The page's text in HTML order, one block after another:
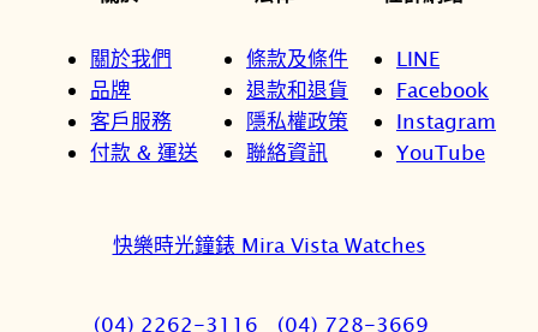
關於我們
品牌
客戶服務
付款 & 運送
條款及條件
退款和退貨
隱私權政策
聯絡資訊
LINE
Facebook
Instagram
YouTube
快樂時光鐘錶 Mira Vista Watches
(04) 2262-3116 (04) 728-3669